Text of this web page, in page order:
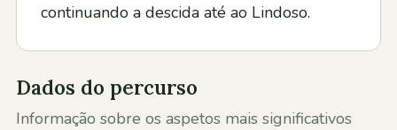
continuando a descida até ao Lindoso.
Dados do percurso
Informação sobre os aspetos mais significativos